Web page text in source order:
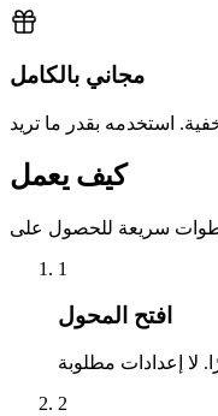
مجاني بالكامل
كيف يعمل
1
افتح المحول
2